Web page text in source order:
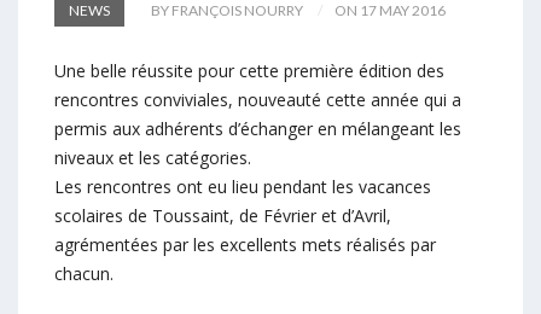
NEWS BY FRANÇOIS NOURRY ON 17 MAY 2016
Une belle réussite pour cette première édition des
rencontres conviviales, nouveauté cette année qui a
permis aux adhérents d’échanger en mélangeant les
niveaux et les catégories.
Les rencontres ont eu lieu pendant les vacances
scolaires de Toussaint, de Février et d’Avril,
agrémentées par les excellents mets réalisés par
chacun.